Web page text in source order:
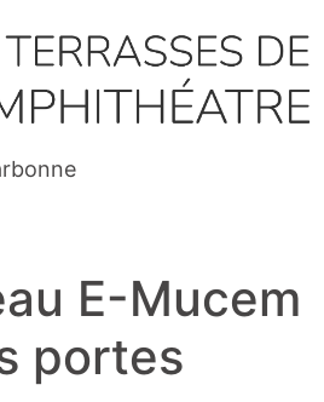
E-Mucem
portes